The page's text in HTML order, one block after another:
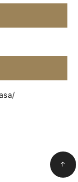
↑